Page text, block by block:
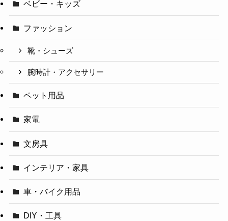
ベビー・キッズ
ファッション
靴・シューズ
腕時計・アクセサリー
ペット用品
家電
文房具
インテリア・家具
車・バイク用品
DIY・工具